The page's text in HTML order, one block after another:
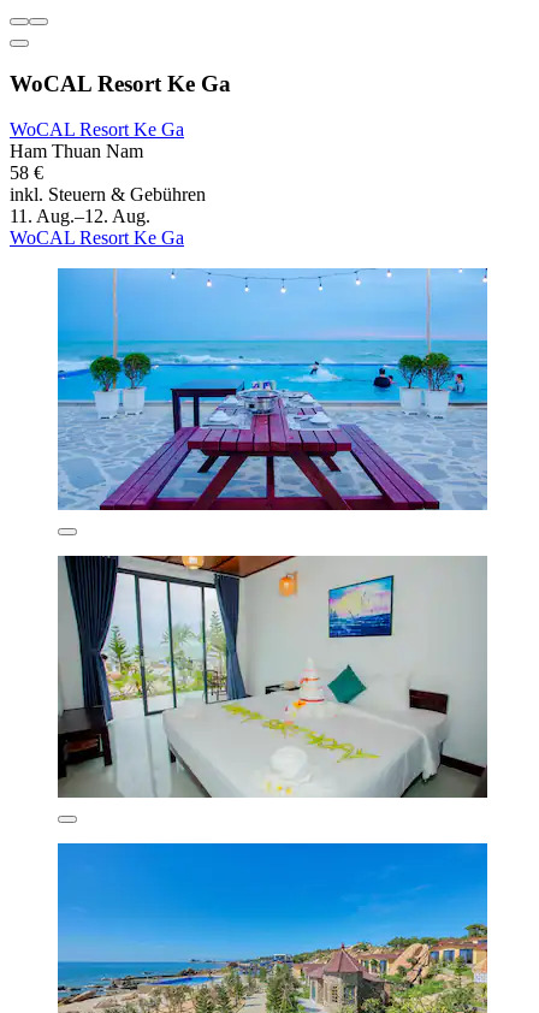
WoCAL Resort Ke Ga
WoCAL Resort Ke Ga
Ham Thuan Nam
58 €
inkl. Steuern & Gebühren
11. Aug.–12. Aug.
WoCAL Resort Ke Ga